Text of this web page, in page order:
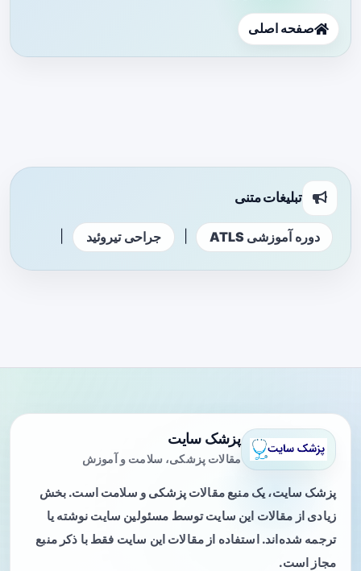
صفحه اصلی
تبلیغات متنی
دوره آموزشی ATLS جراحی تیروئید
پزشک سایت
مقالات پزشکی، سلامت و آموزش
پزشک سایت، یک منبع مقالات پزشکی و سلامت است. بخش
زیادی از مقالات این سایت توسط مسئولین سایت نوشته یا
ترجمه شده‌اند. استفاده از مقالات این سایت فقط با ذکر منبع
مجاز است.